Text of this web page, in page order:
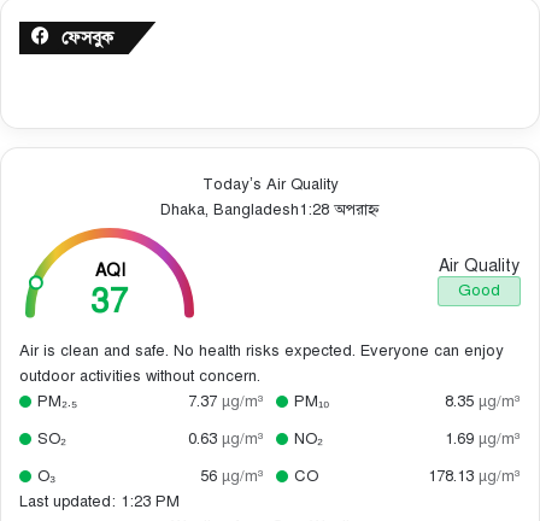
ফেসবুক
Today’s Air Quality
Dhaka, Bangladesh1:28 অপরাহ্ন
AQI
37
Air Quality
Good
Air is clean and safe. No health risks expected. Everyone can enjoy
outdoor activities without concern.
PM₂.₅
7.37 µg/m³ PM₁₀ 8.35 µg/m³
SO₂
0.63 µg/m³ NO₂ 1.69 µg/m³
O₃
56 µg/m³ CO 178.13 µg/m³
Last updated: 1:23 PM